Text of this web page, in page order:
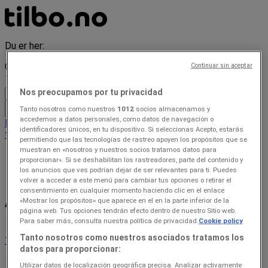
Du er her:
Oslo
Alle
FeaturedSupermarkederHjem og møblerKlær, sko og
tilbehørSport og FritidElektronikk og hvitevarer
Prospecto»
Alle forhandlere
Alle forhandlere
1 45
18
Nos preocupamos por tu privacidad
Tanto nosotros como nuestros 1012 socios almacenamos y
accedemos a datos personales, como datos de navegación o
identificadores únicos, en tu dispositivo. Si seleccionas Acepto, estarás
permitiendo que las tecnologías de rastreo apoyen los propósitos que se
muestran en «nosotros y nuestros socios tratamos datos para
proporcionar». Si se deshabilitan los rastreadores, parte del contenido y
los anuncios que ves podrían dejar de ser relevantes para ti. Puedes
volver a acceder a este menú para cambiar tus opciones o retirar el
consentimiento en cualquier momento haciendo clic en el enlace
«Mostrar los propósitos» que aparece en el en la parte inferior de la
página web. Tus opciones tendrán efecto dentro de nuestro Sitio web.
Para saber más, consulta nuestra política de privacidad. Cookie policy
Tanto nosotros como nuestros asociados tratamos los
datos para proporcionar:
Utilizar datos de localización geográfica precisa. Analizar activamente
Continuar sin aceptar